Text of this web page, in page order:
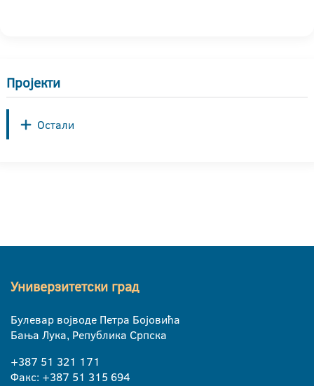
Пројекти
Остали
Универзитетски град
Булевар војводе Петра Бојовића
Бања Лука, Република Српска
+387 51 321 171
Факс: +387 51 315 694